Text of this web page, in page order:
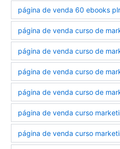
página de venda 60 ebooks plr
página de venda curso de
página de venda curso de
página de venda curso de
página de venda curso de
página de venda curso
página de venda curso